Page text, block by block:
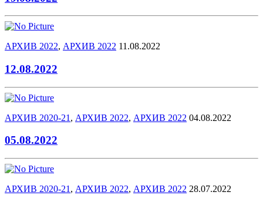
АРХИВ 2022, АРХИВ 2022 11.08.2022
12.08.2022
АРХИВ 2020-21 , АРХИВ 2022, АРХИВ 2022 04.08.2022
05.08.2022
АРХИВ 2020-21 , АРХИВ 2022, АРХИВ 2022 28.07.2022